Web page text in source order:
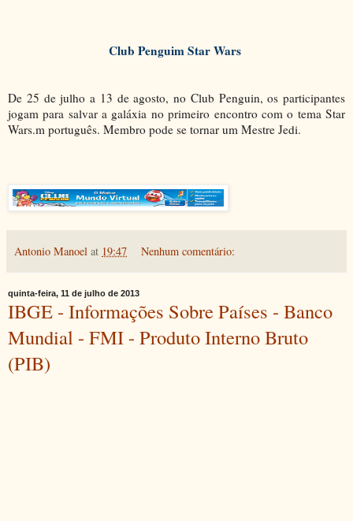
Club Penguim Star Wars
De 25 de julho a 13 de agosto, no Club Penguin, os participantes
jogam para salvar a galáxia no primeiro encontro com o tema Star
Wars.m português. Membro pode se tornar um Mestre Jedi.
Antonio Manoel at 19:47 Nenhum comentário:
quinta-feira, 11 de julho de 2013
IBGE - Informações Sobre Países - Banco
Mundial - FMI - Produto Interno Bruto
(PIB)